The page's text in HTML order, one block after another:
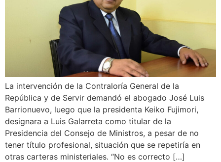
La intervención de la Contraloría General de la
República y de Servir demandó el abogado José Luis
Barrionuevo, luego que la presidenta Keiko Fujimori,
designara a Luis Galarreta como titular de la
Presidencia del Consejo de Ministros, a pesar de no
tener título profesional, situación que se repetiría en
otras carteras ministeriales. “No es correcto […]